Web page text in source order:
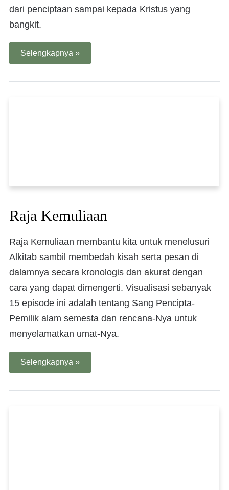
dari penciptaan sampai kepada Kristus yang
bangkit.
Selengkapnya »
Raja Kemuliaan
Raja Kemuliaan membantu kita untuk menelusuri
Alkitab sambil membedah kisah serta pesan di
dalamnya secara kronologis dan akurat dengan
cara yang dapat dimengerti. Visualisasi sebanyak
15 episode ini adalah tentang Sang Pencipta-
Pemilik alam semesta dan rencana-Nya untuk
menyelamatkan umat-Nya.
Selengkapnya »